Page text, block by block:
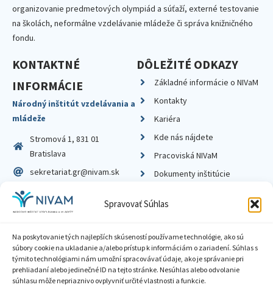
Spravovať Súhlas
Na poskytovanie tých najlepších skúseností používame technológie, ako sú
súbory cookie na ukladanie a/alebo prístup k informáciám o zariadení. Súhlas s
týmito technológiami nám umožní spracovávať údaje, ako je správanie pri
prehliadaní alebo jedinečné ID na tejto stránke. Nesúhlas alebo odvolanie
súhlasu môže nepriaznivo ovplyvniť určité vlastnosti a funkcie.
organizovanie predmetových olympiád a súťaží, externé testovanie
na školách, neformálne vzdelávanie mládeže či správa knižničného
fondu.
KONTAKTNÉ
INFORMÁCIE
Národný inštitút vzdelávania a
mládeže
Stromová 1, 831 01
Bratislava
sekretariat.gr@nivam.sk
IČO: 00164348
DIČ: 2020798714
DÔLEŽITÉ ODKAZY
Základné informácie o NIVaM
Kontakty
Kariéra
Kde nás nájdete
Pracoviská NIVaM
Dokumenty inštitúcie
Zásady ochrany súkromia